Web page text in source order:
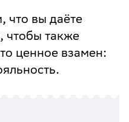
что вы даёте
чтобы также
ценное взамен: